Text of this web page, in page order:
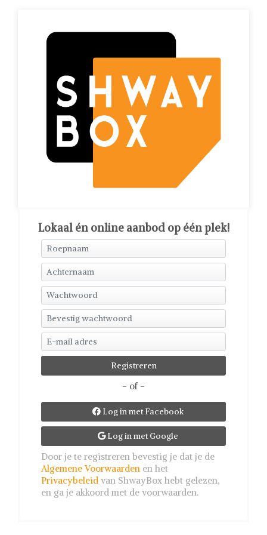
Lokaal én online aanbod op één plek!
- of -
Log in met Facebook
Log in met Google
Door je te registreren bevestig je dat je de
Algemene Voorwaarden en het
Privacybeleid van ShwayBox hebt gelezen,
en ga je akkoord met de voorwaarden.